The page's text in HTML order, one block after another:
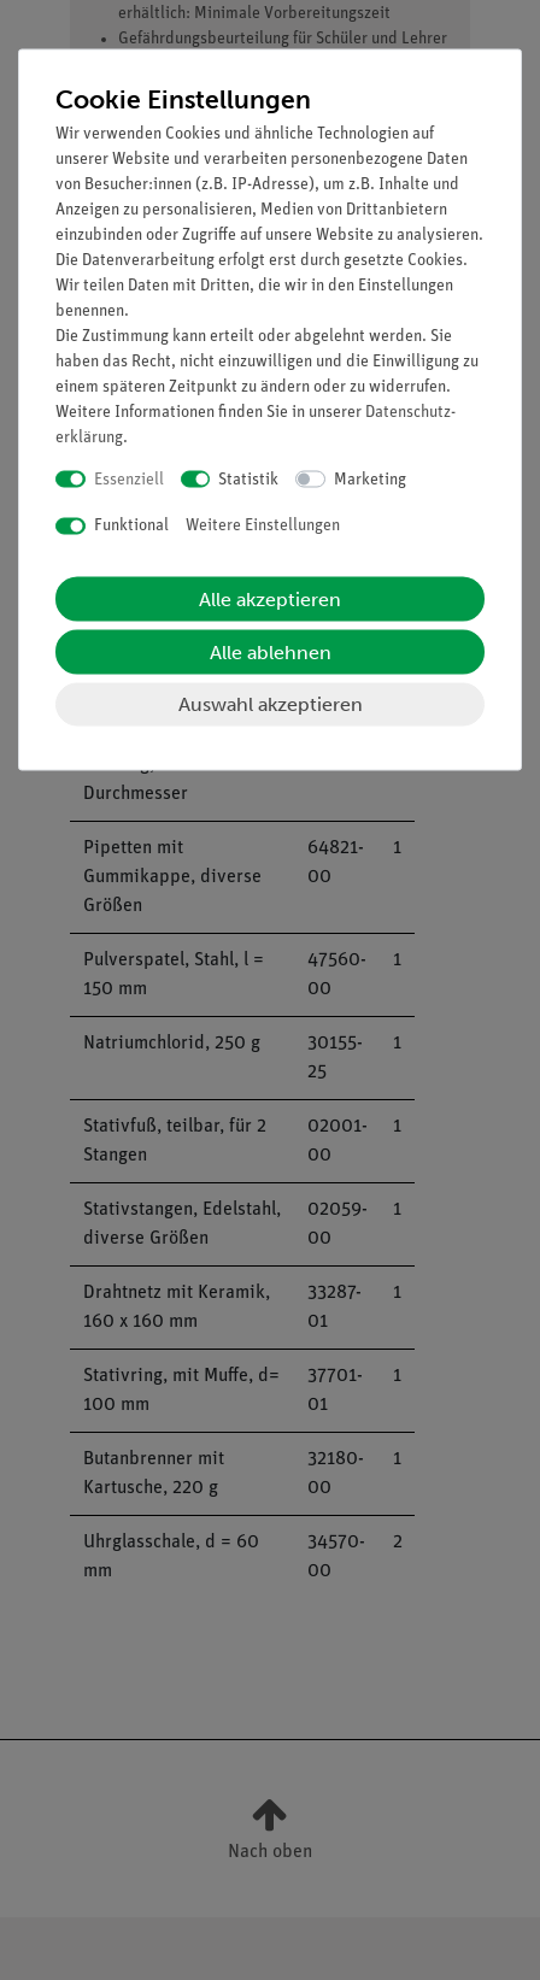
erhältlich: Minimale Vorbereitungszeit
Gefährdungsbeurteilung für Schüler und Lehrer
Einfaches Lehren und effizientes Lernen beim
Einsatz der verfügbaren interaktiven
Experimentier-Literatur
Lieferumfang
Schutzbrille "classic" -
OneSize, Unisex
39316-
1
Größe M, Paar
00
Reagenzglasbürste, d =
38762-
Durchmesser
Pipetten mit
Gummikappe, diverse
Größen
64821-
00
1
Pulverspatel, Stahl, l =
150 mm
47560-
00
1
Natriumchlorid, 250 g
30155-
25
1
Stativfuß, teilbar, für 2
Stangen
02001-
00
1
Stativstangen, Edelstahl,
diverse Größen
02059-
00
1
Drahtnetz mit Keramik,
160 x 160 mm
33287-
01
1
Stativring, mit Muffe, d=
100 mm
37701-
01
1
Butanbrenner mit
Kartusche, 220 g
32180-
00
1
Uhrglasschale, d = 60
mm
34570-
00
2
Nach oben
Cookie Einstellungen
Wir verwenden Cookies und ähnliche Technologien auf
unserer Website und verarbeiten personenbezogene Daten
von Besucher:innen (z.B. IP-Adresse), um z.B. Inhalte und
Anzeigen zu personalisieren, Medien von Drittanbietern
einzubinden oder Zugriffe auf unsere Website zu analysieren.
Die Datenverarbeitung erfolgt erst durch gesetzte Cookies.
Wir teilen Daten mit Dritten, die wir in den Einstellungen
benennen.
Die Zustimmung kann erteilt oder abgelehnt werden. Sie
haben das Recht, nicht einzuwilligen und die Einwilligung zu
einem späteren Zeitpunkt zu ändern oder zu widerrufen.
Weitere Informationen finden Sie in unserer Daten­schutz­
erklärung.
Essenziell Statistik Marketing
Funktional Weitere Einstellungen
Alle akzeptieren
Alle ablehnen
Auswahl akzeptieren